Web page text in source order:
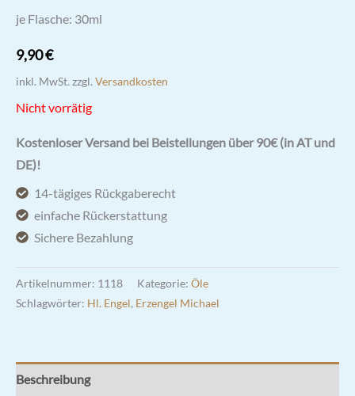
je Flasche: 30ml
9,90€
inkl. MwSt. zzgl. Versandkosten
Nicht vorrätig
Kostenloser Versand bei Beistellungen über 90€ (in AT und
DE)!
14-tägiges Rückgaberecht
einfache Rückerstattung
Sichere Bezahlung
Artikelnummer: 1118 Kategorie: Öle
Schlagwörter: Hl. Engel, Erzengel Michael
Beschreibung